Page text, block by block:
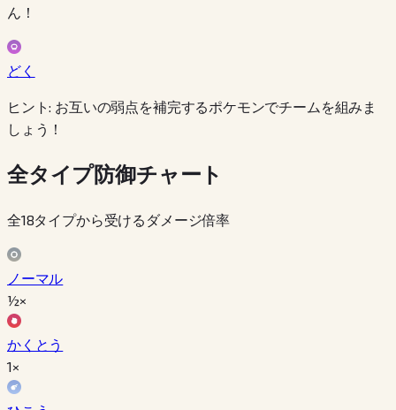
ん！
どく
ヒント: お互いの弱点を補完するポケモンでチームを組みま
しょう！
全タイプ防御チャート
全18タイプから受けるダメージ倍率
ノーマル
½×
かくとう
1×